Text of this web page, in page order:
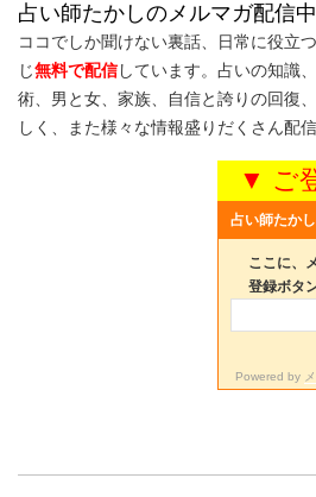
占い師たかしのメルマガ配信中
ココでしか聞けない裏話、日常に役立
じ無料で配信しています。占いの知識
術、男と女、家族、自信と誇りの回復
しく、また様々な情報盛りだくさん配信
▼ ご
占い師たか
ここに、
登録ボタ
Powered by